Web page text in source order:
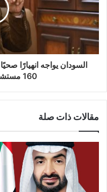
السودان يواجه انهيارًا
160 مستشفى عن الخدمة
مقالات ذات صلة